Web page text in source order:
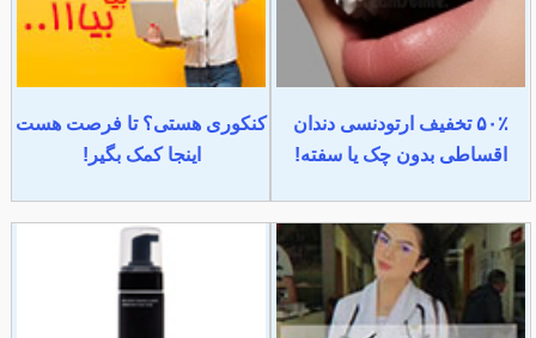
۵۰٪ تخفیف ارتودنسی دندان
اقساطی بدون چک یا سفته!
کنکوری هستی؟ تا فرصت هست
اینجا کمک بگیر!